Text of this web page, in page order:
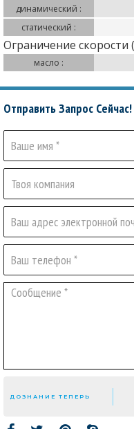
динамический :
статический :
Ограничение
масло :
Отправить Запрос Сейчас!
ДОЗНАНИЕ ТЕПЕРЬ